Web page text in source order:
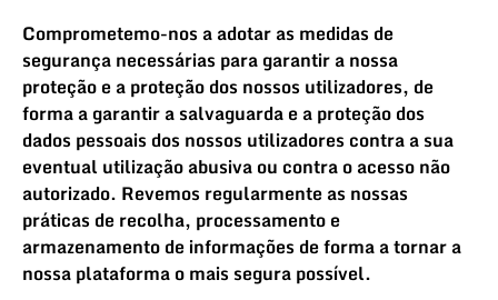
Comprometemo-nos a adotar as medidas de
segurança necessárias para garantir a nossa
proteção e a proteção dos nossos utilizadores, de
forma a garantir a salvaguarda e a proteção dos
dados pessoais dos nossos utilizadores contra a sua
eventual utilização abusiva ou contra o acesso não
autorizado. Revemos regularmente as nossas
práticas de recolha, processamento e
armazenamento de informações de forma a tornar a
nossa plataforma o mais segura possível.